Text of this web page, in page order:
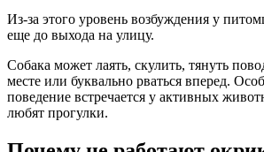
Из-за этого уровень возбуждения у
еще до выхода на улицу.
Собака может лаять, скулить, тянуть
месте или буквально рваться вперед.
поведение встречается у активных
любят прогулки.